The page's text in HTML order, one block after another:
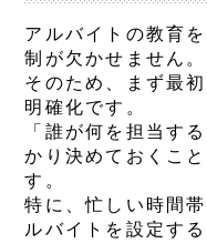
アルバイトの教育
制が欠かせません。
そのため、まず最
明確化です。
「誰が何を担当す
かり決めておくこ
す。
特に、忙しい時間
ルバイトを設定す